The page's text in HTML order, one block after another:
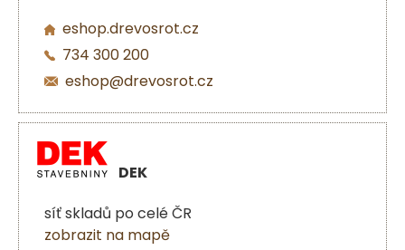
eshop.drevosrot.cz
734 300 200
eshop@drevosrot.cz
DEK
síť skladů po celé ČR
zobrazit na mapě